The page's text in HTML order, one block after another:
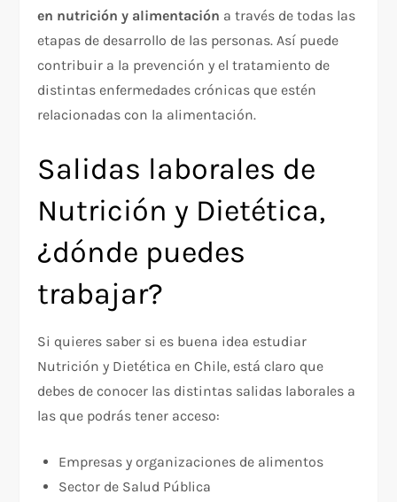
en nutrición y alimentación a través de todas las
etapas de desarrollo de las personas. Así puede
contribuir a la prevención y el tratamiento de
distintas enfermedades crónicas que estén
relacionadas con la alimentación.
Salidas laborales de
Nutrición y Dietética,
¿dónde puedes
trabajar?
Si quieres saber si es buena idea estudiar
Nutrición y Dietética en Chile, está claro que
debes de conocer las distintas salidas laborales a
las que podrás tener acceso:
Empresas y organizaciones de alimentos
Sector de Salud Pública